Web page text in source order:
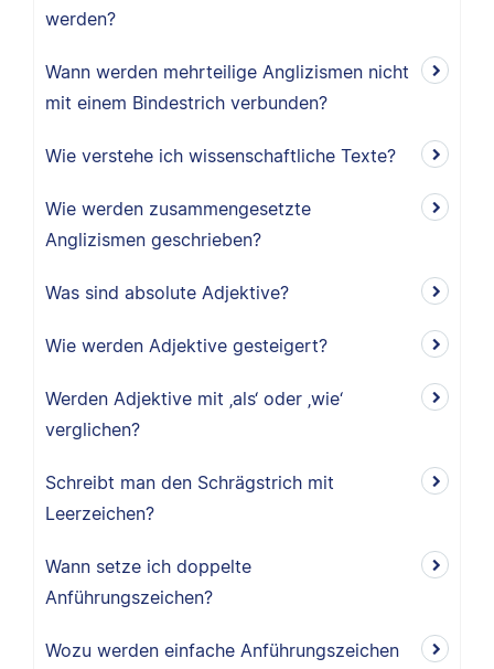
werden?
Wann werden mehrteilige Anglizismen nicht
mit einem Bindestrich verbunden?
Wie verstehe ich wissenschaftliche Texte?
Wie werden zusammengesetzte
Anglizismen geschrieben?
Was sind absolute Adjektive?
Wie werden Adjektive gesteigert?
Werden Adjektive mit ‚als‘ oder ‚wie‘
verglichen?
Schreibt man den Schrägstrich mit
Leerzeichen?
Wann setze ich doppelte
Anführungszeichen?
Wozu werden einfache Anführungszeichen